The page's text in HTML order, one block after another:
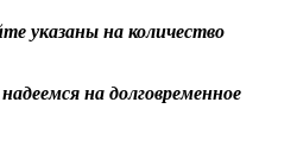
на количество
на долговременное